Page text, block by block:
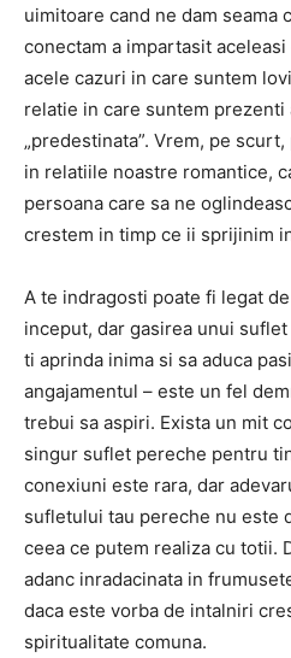
uimitoare cand ne dam seama
conectam a impartasit
acele cazuri in care suntem
relatie in care suntem prezenti
„predestinata”. Vrem, pe
in relatiile noastre romantice,
persoana care sa ne
crestem in timp ce ii sprijinim
A te indragosti poate fi legat
inceput, dar gasirea unui
ti aprinda inima si sa aduca
angajamentul – este un fel
trebui sa aspiri. Exista un mit
singur suflet pereche pentru
conexiuni este rara, dar
sufletului tau pereche nu este
ceea ce putem realiza cu totii.
adanc inradacinata in
daca este vorba de intalniri
spiritualitate comuna.